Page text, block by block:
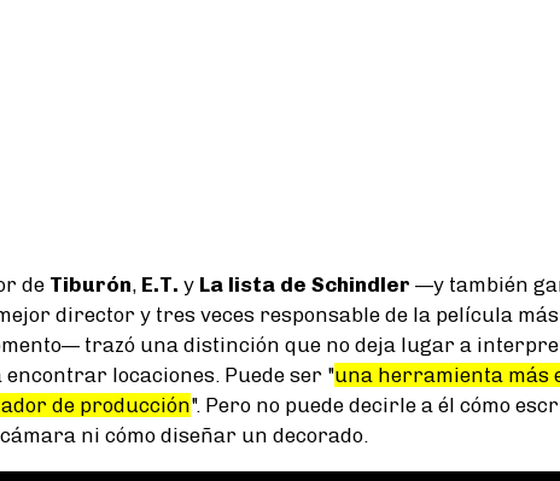
de Tiburón, E.T. y La lista de Schindler —y también
director y tres veces responsable de la película
trazó una distinción que no deja lugar a
locaciones. Puede ser "una herramienta más
de producción". Pero no puede decirle a él cómo
ni cómo diseñar un decorado.